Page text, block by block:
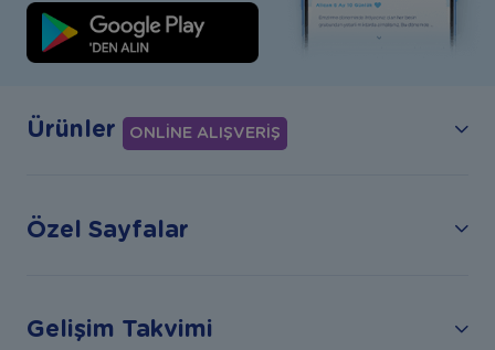
Ürünler ONLİNE ALIŞVERİŞ
Özel Sayfalar
Gelişim Takvimi